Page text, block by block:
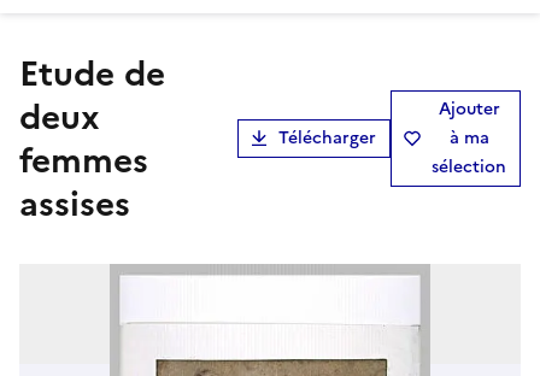
Etude de
deux
femmes
assises
Télécharger
Ajouter
à ma
sélection